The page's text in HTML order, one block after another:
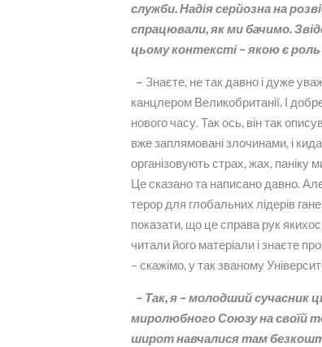
служби. Надія серйозна на
спрацювали, як ми бачимо.
цьому контексті – якою є роль
– Знаєте, не так давно і дуже
канцлером Великобританії. І
нового часу. Так ось, він так
вже заплямовані злочинами, і
організовують страх, жах, паніку
Це сказано та написано давно.
терор для глобальних лідерів
показати, що це справа рук
читали його матеріали і знаєте
– скажімо, у так званому
– Так, я – молодший сучасник
миролюбного Союзу на своїй
широт навчалися там